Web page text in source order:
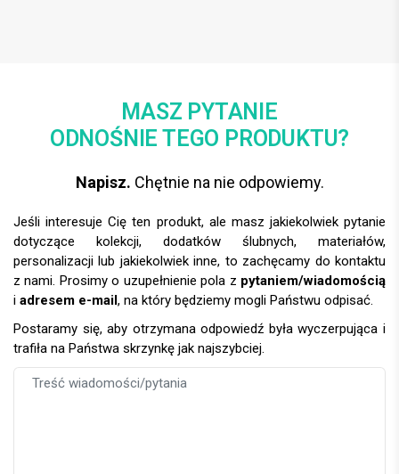
MASZ PYTANIE
ODNOŚNIE TEGO PRODUKTU?
Napisz. Chętnie na nie odpowiemy.
Jeśli interesuje Cię ten produkt, ale masz jakiekolwiek pytanie
dotyczące kolekcji, dodatków ślubnych, materiałów,
personalizacji lub jakiekolwiek inne, to zachęcamy do kontaktu
z nami. Prosimy o uzupełnienie pola z pytaniem/wiadomością
i adresem e-mail, na który będziemy mogli Państwu odpisać.
Postaramy się, aby otrzymana odpowiedź była wyczerpująca i
trafiła na Państwa skrzynkę jak najszybciej.